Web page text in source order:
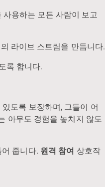
용하는 모든 사람이 보고
라이브 스트림을 만듭니다.
록 합니다.
도록 보장하며, 그들이 어
아무도 경험을 놓치지 않도
줍니다. 원격 참여 상호작